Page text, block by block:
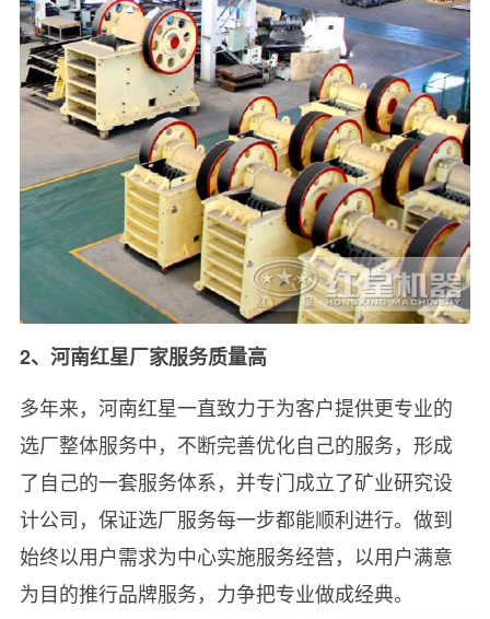
2、河南红星厂家服务质量高
多年来，河南红星一直致力于为客户提供更专业的
选厂整体服务中，不断完善优化自己的服务，形成
了自己的一套服务体系，并专门成立了矿业研究设
计公司，保证选厂服务每一步都能顺利进行。做到
始终以用户需求为中心实施服务经营，以用户满意
为目的推行品牌服务，力争把专业做成经典。